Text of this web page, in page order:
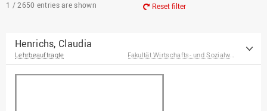
eLearning Competence
EU-Büro
Fakultät
Agrarwissenschaften und
1 / 2650 entries are shown Reset filter
Henrichs, Claudia
Lehrbeauftragte